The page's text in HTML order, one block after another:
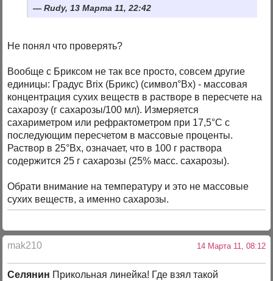
Rudy, 13 Марта 11, 22:42
Не понял что проверять?
Вообще с Бриксом не так все просто, совсем другие
единицы: Градус Brix (Брикс) (символ°Bx) - массовая
концентрация сухих веществ в растворе в пересчете на
сахарозу (г сахарозы/100 мл). Измеряется
сахариметром или рефрактометром при 17,5°C с
последующим пересчетом в массовые проценты.
Раствор в 25°Bx, означает, что в 100 г раствора
содержится 25 г сахарозы (25% масс. сахарозы).
Обрати внимание на температуру и это не массовые
сухих веществ, а именно сахарозы.
mak210 14 Марта 11, 08:12
Селянин Прикольная линейка! Где взял такой